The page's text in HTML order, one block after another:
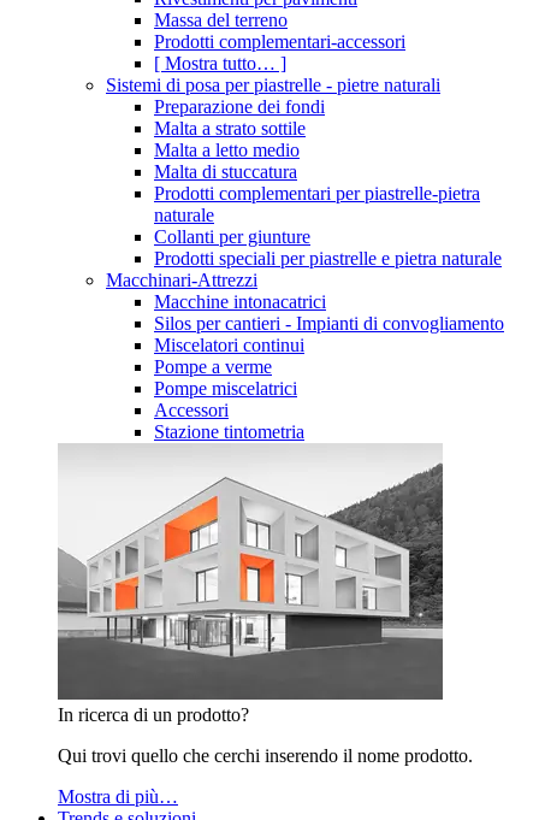
Massa del terreno
Prodotti complementari-accessori
[ Mostra tutto… ]
Sistemi di posa per piastrelle - pietre naturali
Preparazione dei fondi
Malta a strato sottile
Malta a letto medio
Malta di stuccatura
Prodotti complementari per piastrelle-pietra
naturale
Collanti per giunture
Prodotti speciali per piastrelle e pietra naturale
Macchinari-Attrezzi
Macchine intonacatrici
Silos per cantieri - Impianti di convogliamento
Miscelatori continui
Pompe a verme
Pompe miscelatrici
Accessori
Stazione tintometria
In ricerca di un prodotto?
Qui trovi quello che cerchi inserendo il nome prodotto.
Mostra di più…